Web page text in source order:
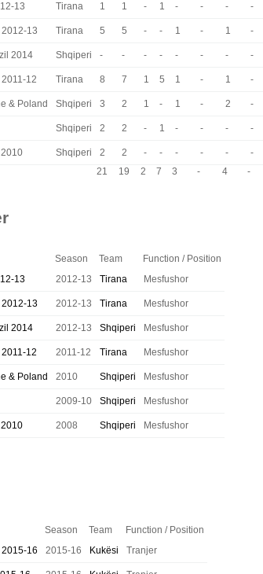
13 Tirana 1 1 - 1 - - - -
13 Tirana 5 5 - - 1 - 1 -
2014 Shqiperi - - - - - - - -
12 Tirana 8 7 1 5 1 - 1 -
& Poland Shqiperi 3 2 1 - 1 - 2 -
Shqiperi 2 2 - 1 - - - -
Shqiperi 2 2 - - - - - -
21 19 2 7 3 - 4 -
Season Team
Function / Position
13
2012-13 Tirana Mesfushor
2012-13 2012-13 Tirana Mesfushor
2014 2012-13 Shqiperi Mesfushor
12 2011-12 Tirana Mesfushor
& Poland 2010 Shqiperi Mesfushor
2009-10 Shqiperi Mesfushor
2008 Shqiperi Mesfushor
Season Team
Function / Position
16
2015-16 Kukësi Tranjer